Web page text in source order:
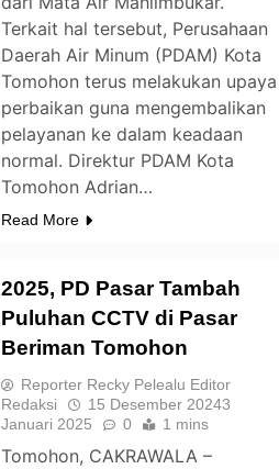
Terkait hal tersebut, Perusahaan
Daerah Air Minum (PDAM) Kota
Tomohon terus melakukan upaya
perbaikan guna mengembalikan
pelayanan ke dalam keadaan
normal. Direktur PDAM Kota
Tomohon Adrian…
Read More
2025, PD Pasar Tambah
Puluhan CCTV di Pasar
Beriman Tomohon
Reporter Recky Pelealu Editor
Redaksi
15 Desember 20243
Januari 2025
0 1 mins
Tomohon, CAKRAWALA –